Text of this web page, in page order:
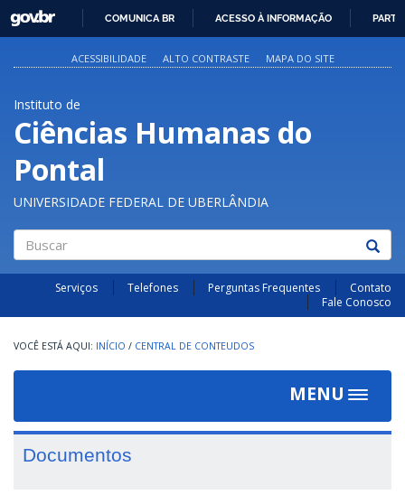
PARA
O
GOVBR
COMUNICA BR ACESSO À INFORMAÇÃO
ACESSIBILIDADE ALTO CONTRASTE MAPA DO SITE
Instituto de
Ciências Humanas do
Pontal
UNIVERSIDADE FEDERAL DE UBERLÂNDIA
Buscar
Serviços Telefones Perguntas Frequentes
Contato
Fale Conosco
INÍCIO / CENTRAL DE CONTEUDOS
MENU
Toggle
Documentos